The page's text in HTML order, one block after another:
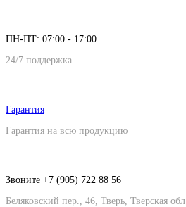
ПН-ПТ: 07:00 - 17:00
24/7 поддержка
Гарантия
Гарантия на всю продукцию
Звоните +7 (905) 722 88 56
Беляковский пер., 46, Тверь, Тверская обл